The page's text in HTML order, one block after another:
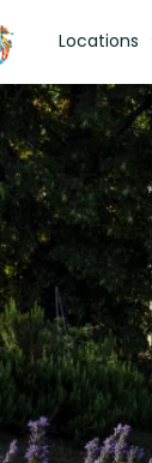
Locations